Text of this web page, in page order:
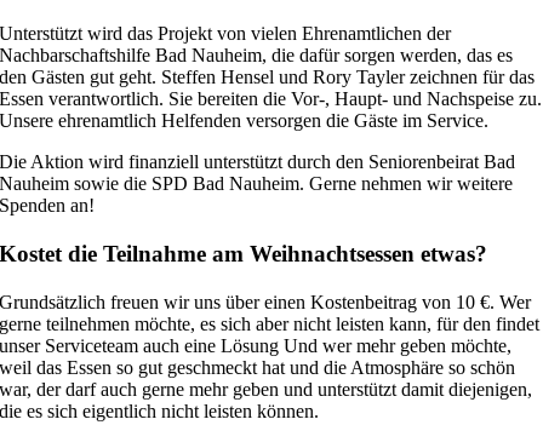
Unterstützt wird das Projekt von vielen Ehrenamtlichen der
Nachbarschaftshilfe Bad Nauheim, die dafür sorgen werden, das es
den Gästen gut geht. Steffen Hensel und Rory Tayler zeichnen für das
Essen verantwortlich. Sie bereiten die Vor-, Haupt- und Nachspeise zu.
Unsere ehrenamtlich Helfenden versorgen die Gäste im Service.
Die Aktion wird finanziell unterstützt durch den Seniorenbeirat Bad
Nauheim sowie die SPD Bad Nauheim. Gerne nehmen wir weitere
Spenden an!
Kostet die Teilnahme am Weihnachtsessen etwas?
Grundsätzlich freuen wir uns über einen Kostenbeitrag von 10 €. Wer
gerne teilnehmen möchte, es sich aber nicht leisten kann, für den findet
unser Serviceteam auch eine Lösung Und wer mehr geben möchte,
weil das Essen so gut geschmeckt hat und die Atmosphäre so schön
war, der darf auch gerne mehr geben und unterstützt damit diejenigen,
die es sich eigentlich nicht leisten können.